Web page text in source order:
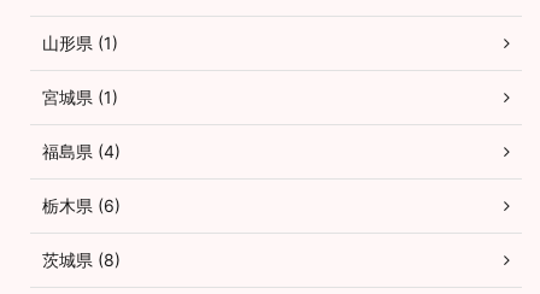
山形県 (1)
宮城県 (1)
福島県 (4)
栃木県 (6)
茨城県 (8)